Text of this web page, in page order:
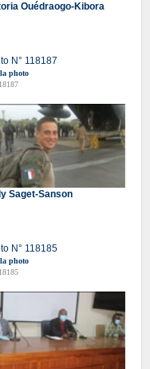
Ouédraogo-Kibora
N° 118187
photo
Saget-Sanson
N° 118185
photo